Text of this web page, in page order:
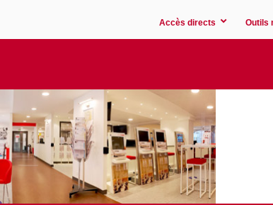
Accès directs Outils